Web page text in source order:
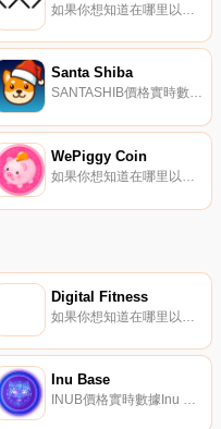
Santa Shiba
SANTASHIB價格實時數據Santa Shiba是一種有趣的圣誕主題獎勵代幣,每次交易可獲得6.5%的BUSD反射,并推出有趣的NFT Shiba系列和圣誕主題NFT游戲.
WePiggy Coin
如果你想知道在哪里以當前價格購買WePiggy Coin,目前交易{WePiggy Coin]股票的頂級加密貨幣交易所是PancakeSwap（V2）和MDEX。您可以在我們的加密貨幣交易所頁面上找到其他列表。WePiggy是什么？WePiggy是一個開源、非托管的加密資產借貸市場協議.
Digital Fitness
Inu Base
INUB價格實時數據Inu Base|DeFi 3.0提供了$INUB代幣的自動下注和自動復合功能.